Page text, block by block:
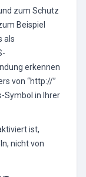
zum Schutz
Beispiel
als
erkennen
von “http://”
Symbol in Ihrer
ist,
nicht von